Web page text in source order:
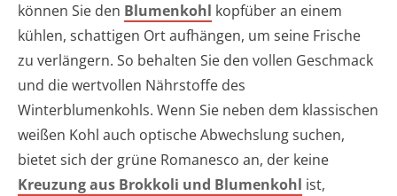
können Sie den Blumenkohl kopfüber an einem
kühlen, schattigen Ort aufhängen, um seine Frische
zu verlängern. So behalten Sie den vollen Geschmack
und die wertvollen Nährstoffe des
Winterblumenkohls. Wenn Sie neben dem klassischen
weißen Kohl auch optische Abwechslung suchen,
bietet sich der grüne Romanesco an, der keine
Kreuzung aus Brokkoli und Blumenkohl ist,